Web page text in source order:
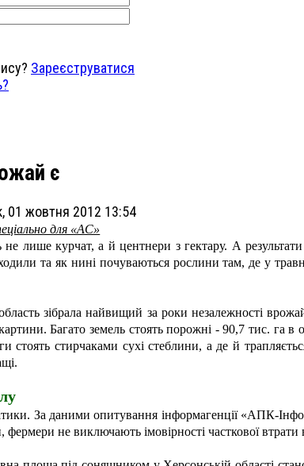
Зареєструватися
є
01 жовтня 2012 13:54
для «АС»
лише курчат, а й центнери з гектару. А результати
та як нині почуваються рослини там, де у
зібрала найвищий за роки незалежності
Багато земель стоять порожні - 90,7 тис. га в
стоять стирчаками сухі стеблини, а де й
За даними опитування інформагенції «АПК-
фермери не виключають імовірності часткової